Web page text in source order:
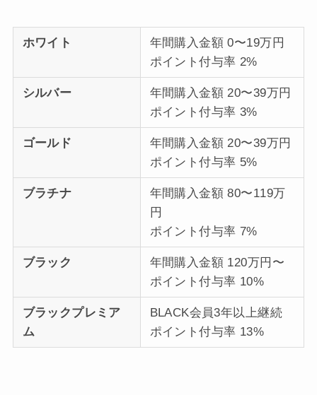
ホワイト
年間購入金額 0〜19万円
ポイント付与率 2%
シルバー
年間購入金額 20〜39万円
ポイント付与率 3%
ゴールド
年間購入金額 20〜39万円
ポイント付与率 5%
ブラチナ
年間購入金額 80〜119万
円
ポイント付与率 7%
ブラック
年間購入金額 120万円〜
ポイント付与率 10%
ブラックプレミア
ム
BLACK会員3年以上継続
ポイント付与率 13%